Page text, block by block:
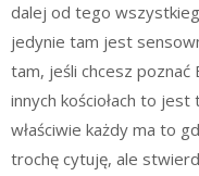
dalej od tego
jedynie tam jest
tam, jeśli chcesz
innych kościołach to jest
właściwie każdy ma to
trochę cytuję, ale